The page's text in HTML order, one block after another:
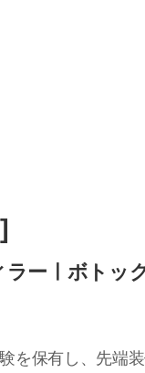
ラーㅣボトッ
を保有し、先端